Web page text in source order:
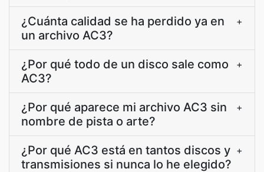
¿Cuánta calidad se ha perdido ya en
un archivo AC3?
+
¿Por qué todo de un disco sale como
AC3?
+
¿Por qué aparece mi archivo AC3 sin
nombre de pista o arte?
+
¿Por qué AC3 está en tantos discos y
transmisiones si nunca lo he elegido?
+